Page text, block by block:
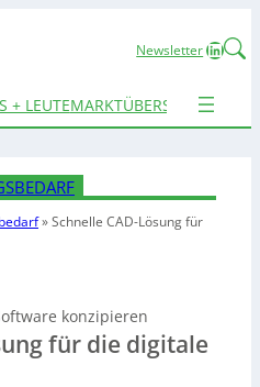
Newsletter
+ LEUTEMARKTÜBERSICHTEN
»Schnelle CAD-Lösungfür
konzipieren
für die digitale